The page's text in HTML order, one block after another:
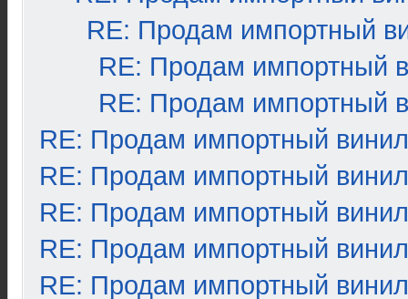
RE: Продам импортный
RE: Продам импортный
RE: Продам импортный
RE: Продам импортный винил
RE: Продам импортный винил
RE: Продам импортный винил
RE: Продам импортный винил
RE: Продам импортный винил